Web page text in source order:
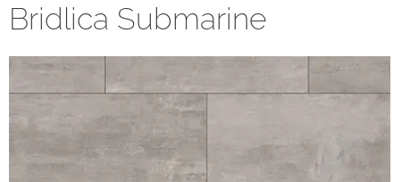
Bridlica Submarine